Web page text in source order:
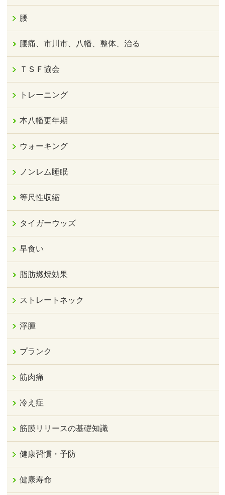
腰
腰痛、市川市、八幡、整体、治る
ＴＳＦ協会
トレーニング
本八幡更年期
ウォーキング
ノンレム睡眠
等尺性収縮
タイガーウッズ
早食い
脂肪燃焼効果
ストレートネック
浮腫
プランク
筋肉痛
冷え症
筋膜リリースの基礎知識
健康習慣・予防
健康寿命